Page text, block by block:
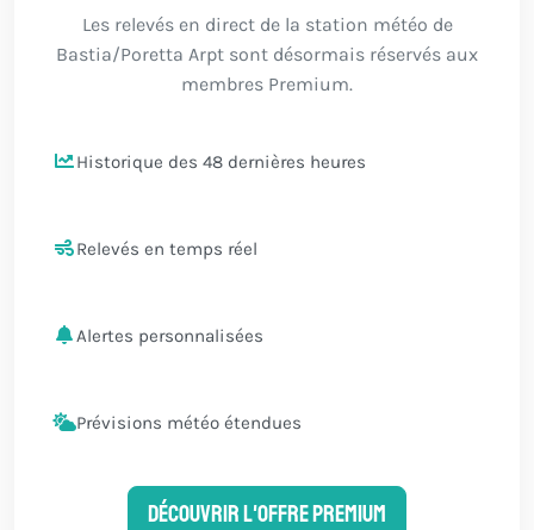
Les relevés en direct de la station météo de
Bastia/Poretta Arpt sont désormais réservés aux
membres Premium.
Historique des 48 dernières heures
Relevés en temps réel
Alertes personnalisées
Prévisions météo étendues
Découvrir l'offre Premium